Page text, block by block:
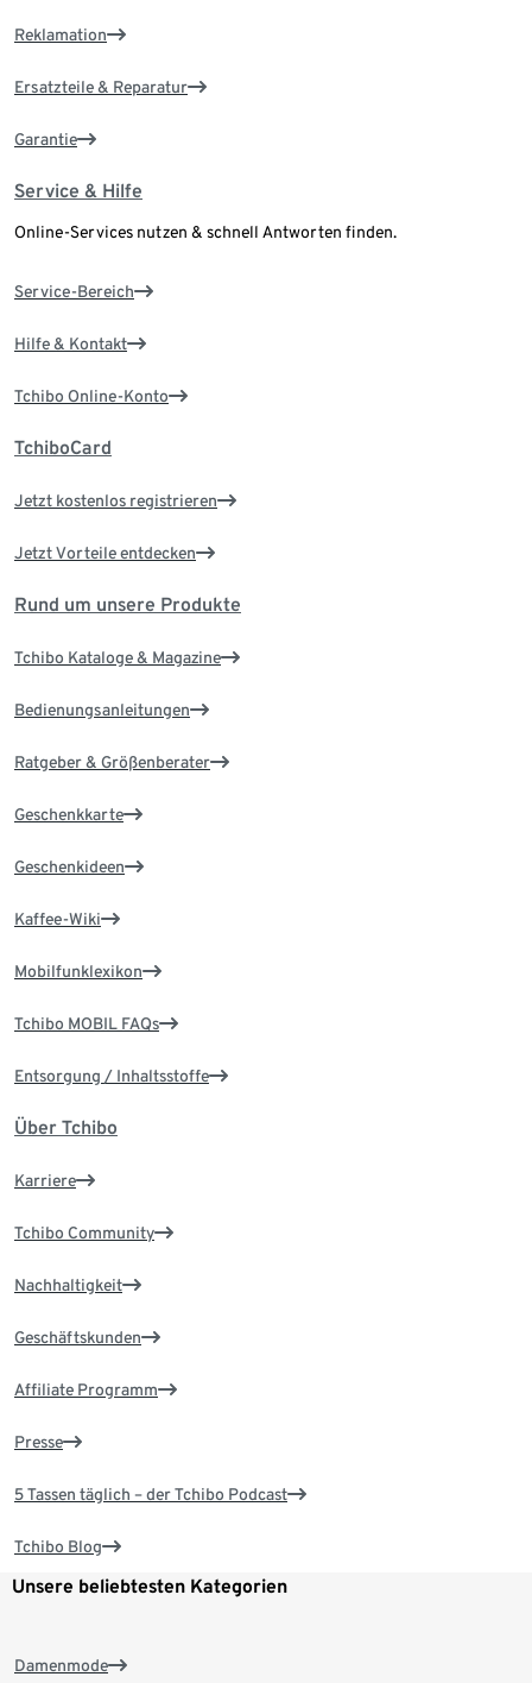
Reklamation
Ersatzteile & Reparatur
Garantie
Service & Hilfe
Online-Services nutzen & schnell Antworten finden.
Service-Bereich
Hilfe & Kontakt
Tchibo Online-Konto
TchiboCard
Jetzt kostenlos registrieren
Jetzt Vorteile entdecken
Rund um unsere Produkte
Tchibo Kataloge & Magazine
Bedienungsanleitungen
Ratgeber & Größenberater
Geschenkkarte
Geschenkideen
Kaffee-Wiki
Mobilfunklexikon
Tchibo MOBIL FAQs
Entsorgung / Inhaltsstoffe
Über Tchibo
Karriere
Tchibo Community
Nachhaltigkeit
Geschäftskunden
Affiliate Programm
Presse
5 Tassen täglich – der Tchibo Podcast
Tchibo Blog
Unsere beliebtesten Kategorien
Damenmode